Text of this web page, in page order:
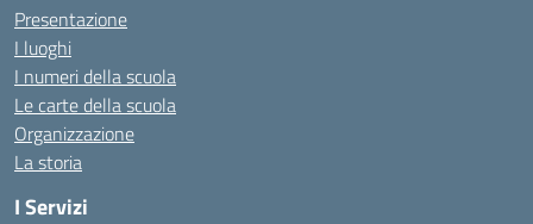
Presentazione
I luoghi
I numeri della scuola
Le carte della scuola
Organizzazione
La storia
I Servizi